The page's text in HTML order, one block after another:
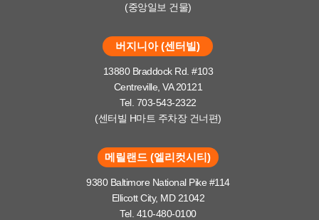
(중앙일보 건물)
버지니아 (센터빌)
13880 Braddock Rd. #103
Centreville, VA 20121
Tel. 703-543-2322
(센터빌 H마트 주차장 건너편)
메릴랜드 (엘리컷시티)
9380 Baltimore National Pike #114
Ellicott City, MD 21042
Tel. 410-480-0100